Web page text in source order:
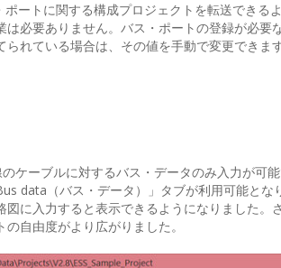
ートに関する構成プロジェクトを転送できる
必要ありません。バス・ポートの登録が必要
れている場合は、その値を手動で変更できま
ケーブルに対するバス・データのみ入力が可
data（バス・データ）」タブが利用可能とな
に入力すると表示できるようになりました。
自由度がより広がりました。